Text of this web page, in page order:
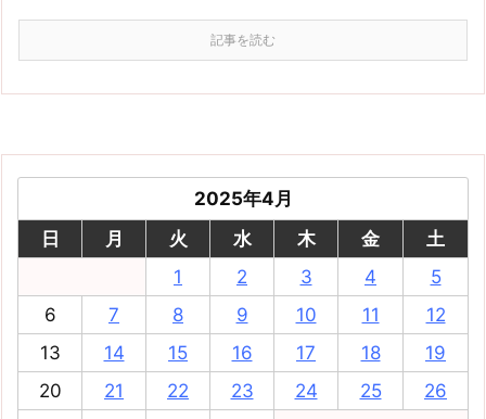
記事を読む
2025年4月
日
月 火 水 木 金
土
1
2 3 4
5
6
7 8 9 10 11
12
13
14 15 16 17 18
19
20
21 22 23 24 25
26